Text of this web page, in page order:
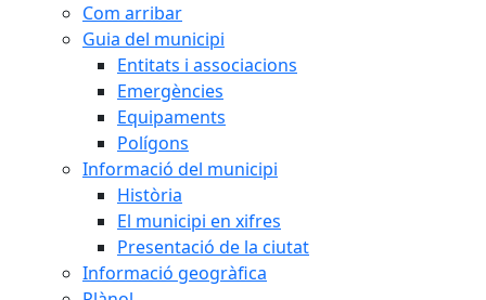
Com arribar
Guia del municipi
Entitats i associacions
Emergències
Equipaments
Polígons
Informació del municipi
Història
El municipi en xifres
Presentació de la ciutat
Informació geogràfica